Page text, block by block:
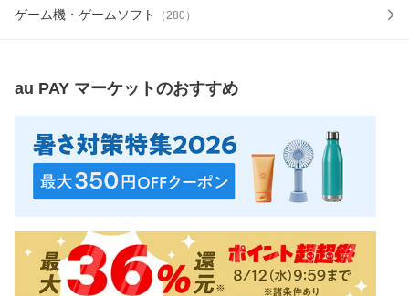
ゲーム機・ゲームソフト （280）
au PAY マーケットのおすすめ